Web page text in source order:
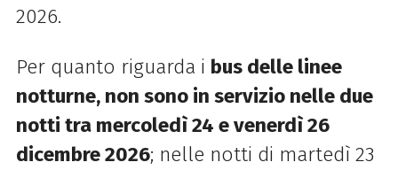
2026.
Per quanto riguarda i bus delle linee
notturne, non sono in servizio nelle due
notti tra mercoledì 24 e venerdì 26
dicembre 2026; nelle notti di martedì 23